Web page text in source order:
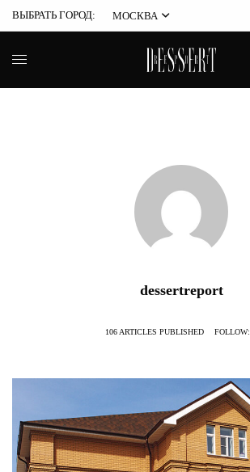
ВЫБРАТЬ ГОРОД: МОСКВА
dessertreport
106 ARTICLES PUBLISHED FOLLOW: